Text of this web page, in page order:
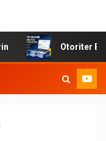
Otoriter